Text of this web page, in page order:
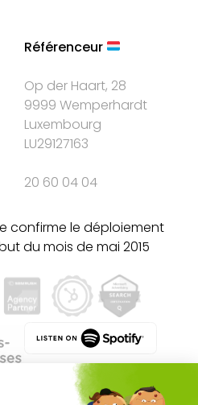
Référenceur
Op der Haart, 28
9999 Wemperhardt
Luxembourg
LU29127163
20 60 04 04
confirme le déploiement
du mois de mai 2015